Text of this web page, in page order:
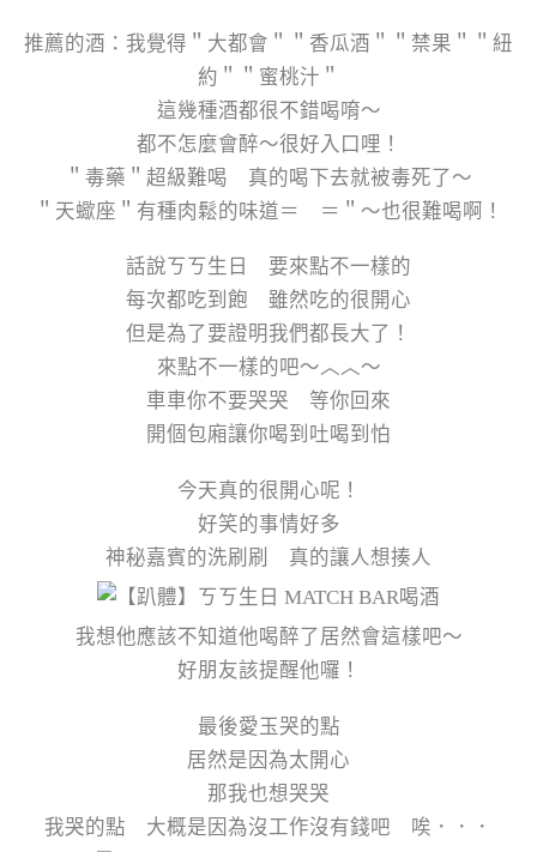
推薦的酒：我覺得＂大都會＂＂香瓜酒＂＂禁果＂＂紐
約＂＂蜜桃汁＂
這幾種酒都很不錯喝唷～
都不怎麼會醉～很好入口哩！
＂毒藥＂超級難喝 真的喝下去就被毒死了～
＂天蠍座＂有種肉鬆的味道＝ ＝＂～也很難喝啊！
話說ㄎㄎ生日 要來點不一樣的
每次都吃到飽 雖然吃的很開心
但是為了要證明我們都長大了！
來點不一樣的吧～︿︿～
車車你不要哭哭 等你回來
開個包廂讓你喝到吐喝到怕
今天真的很開心呢！
好笑的事情好多
神秘嘉賓的洗刷刷 真的讓人想揍人
我想他應該不知道他喝醉了居然會這樣吧～
好朋友該提醒他囉！
最後愛玉哭的點
居然是因為太開心
那我也想哭哭
我哭的點 大概是因為沒工作沒有錢吧 唉．．．